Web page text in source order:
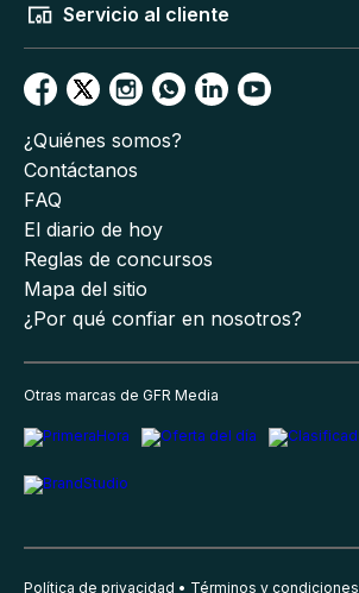
Servicio al cliente
¿Quiénes somos?
Contáctanos
FAQ
El diario de hoy
Reglas de concursos
Mapa del sitio
¿Por qué confiar en nosotros?
Otras marcas de GFR Media
Política de privacidad Términos y condiciones